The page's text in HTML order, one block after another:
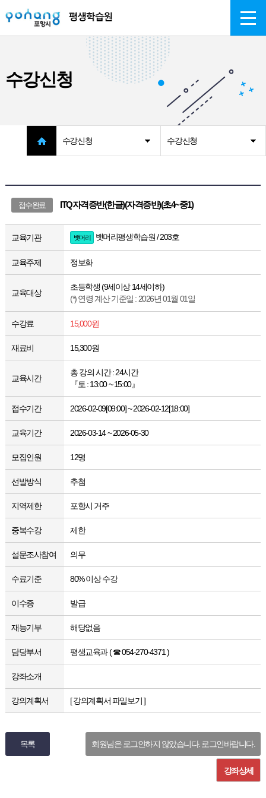
수강신청
수강신청 수강신청
접수완료 ITQ자격증반(한글)(자격증반)(초4~중1)
교육기관 뱃머리 뱃머리평생학습원 / 203호
교육주제 정보화
교육대상
초등학생 (9세이상 14세이하)
(*) 연령 계산 기준일 : 2026년 01월 01일
수강료 15,000원
재료비 15,300원
교육시간
총 강의 시간 : 24시간
『토 : 13:00 ~ 15:00』
접수기간 2026-02-09[09:00] ~ 2026-02-12[18:00]
교육기간 2026-03-14 ~ 2026-05-30
모집인원 12명
선발방식 추첨
지역제한 포항시 거주
중복수강 제한
설문조사참여 의무
수료기준 80% 이상 수강
이수증 발급
재능기부 해당없음
담당부서 평생교육과 ( ☎ 054-270-4371 )
강좌소개
강의계획서 [ 강의계획서 파일보기 ]
목록 회원님은 로그인하지 않았습니다. 로그인바랍니다.
강좌상세